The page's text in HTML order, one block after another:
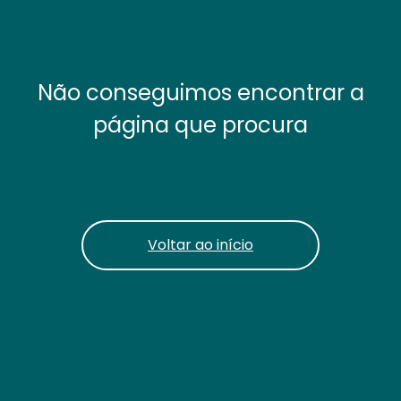
Não conseguimos encontrar a
página que procura
Voltar ao início